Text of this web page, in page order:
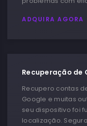
ADQUIRA AGORA
Recuperação de
Recupero contas
Google e muitas
seu dispositivo foi
localização.